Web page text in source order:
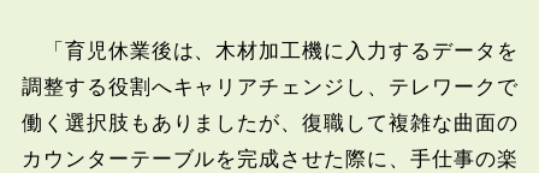
「育児休業後は、木材加工機に入力するデータを
調整する役割へキャリアチェンジし、テレワークで
働く選択肢もありましたが、復職して複雑な曲面の
カウンターテーブルを完成させた際に、手仕事の楽